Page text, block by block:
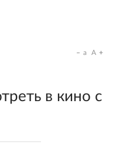
a A
в кино с